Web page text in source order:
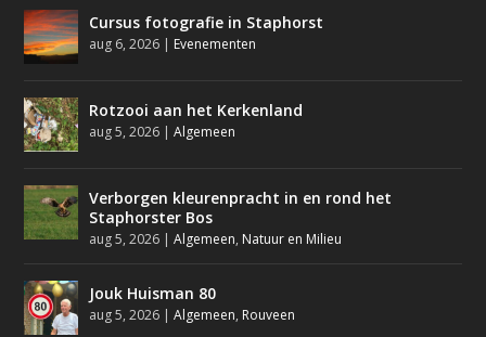
Cursus fotografie in Staphorst
aug 6, 2026 | Evenementen
Rotzooi aan het Kerkenland
aug 5, 2026 |Algemeen
Verborgen kleurenpracht in en rond het
Staphorster Bos
aug 5, 2026 |Algemeen, Natuur en Milieu
Jouk Huisman 80
aug 5, 2026 |Algemeen, Rouveen